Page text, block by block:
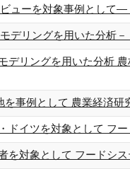
ーを対象事例として―
リングを用いた分析
リングを用いた分析
事例として 農業経済研
イツを対象として フ
対象として フードシ